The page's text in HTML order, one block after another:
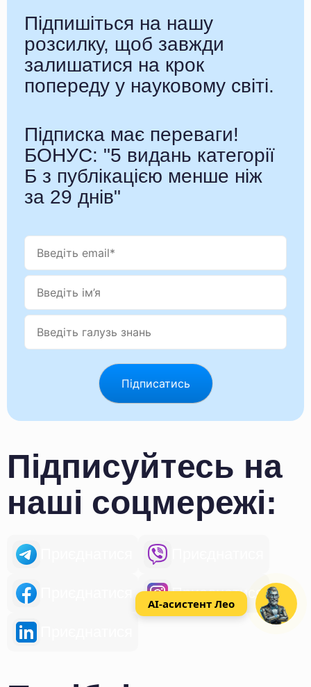
Підпишіться на нашу
розсилку, щоб завжди
залишатися на крок
попереду у науковому світі.
Підписка має переваги!
БОНУС: "5 видань категорії
Б з публікацією менше ніж
за 29 днів"
Підписуйтесь на
наші соцмережі:
Приєднатися
AI-асистент Лео